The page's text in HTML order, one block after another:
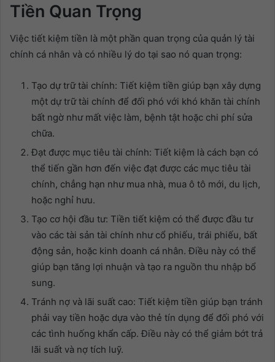
Tiền Quan Trọng
Việc tiết kiệm tiền là một phần quan trọng của quản lý tài
chính cá nhân và có nhiều lý do tại sao nó quan trọng:
Tạo dự trữ tài chính: Tiết kiệm tiền giúp bạn xây dựng
một dự trữ tài chính để đối phó với khó khăn tài chính
bất ngờ như mất việc làm, bệnh tật hoặc chi phí sửa
chữa.
Đạt được mục tiêu tài chính: Tiết kiệm là cách bạn có
thể tiến gần hơn đến việc đạt được các mục tiêu tài
chính, chẳng hạn như mua nhà, mua ô tô mới, du lịch,
hoặc nghỉ hưu.
Tạo cơ hội đầu tư: Tiền tiết kiệm có thể được đầu tư
vào các tài sản tài chính như cổ phiếu, trái phiếu, bất
động sản, hoặc kinh doanh cá nhân. Điều này có thể
giúp bạn tăng lợi nhuận và tạo ra nguồn thu nhập bổ
sung.
Tránh nợ và lãi suất cao: Tiết kiệm tiền giúp bạn tránh
phải vay tiền hoặc dựa vào thẻ tín dụng để đối phó với
các tình huống khẩn cấp. Điều này có thể giảm bớt trả
lãi suất và nợ tích luỹ.